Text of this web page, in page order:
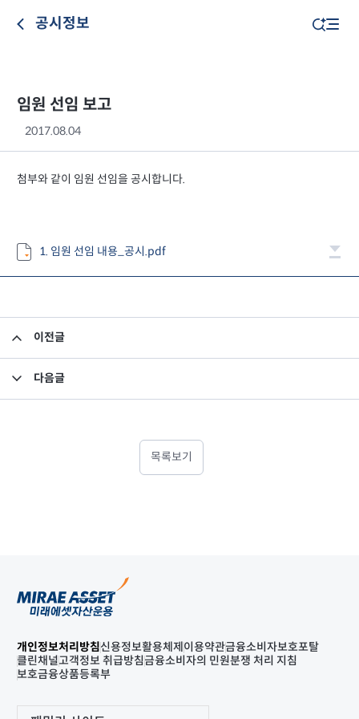
공시정보
임원 선임 보고
2017.08.04
첨부와 같이 임원 선임을 공시합니다.
1. 임원 선임 내용_공시.pdf
이전글
다음글
목록보기
개인정보처리방침신용정보활용체제 이용약관금융소비자보호포탈
클린채널고객정보 취급방침금융소비자의 민원분쟁 처리 지침
보호금융상품등록부